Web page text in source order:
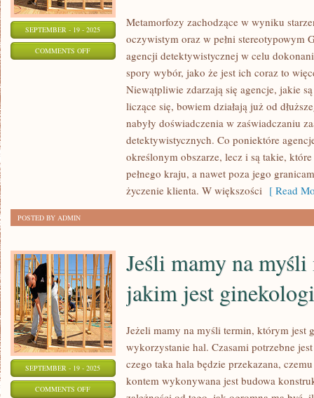
SEPTEMBER - 19 - 2025
COMMENTS OFFON
NIEPOKOIĆ
ZACHOWAŃ
NOWORODKA
Metamorfozy zachodzące w wyniku
oczywistym oraz w pełni stereotypowym
agencji detektywistycznej w celu
spory wybór, jako że jest ich coraz to
Niewątpliwie zdarzają się agencje, jakie
liczące się, bowiem działają już od
nabyły doświadczenia w zaświadczaniu
detektywistycznych. Co poniektóre
określonym obszarze, lecz i są takie,
pełnego kraju, a nawet poza jego
życzenie klienta. W większości [ Read
POSTED BY ADMIN
SEPTEMBER - 19 - 2025
COMMENTS OFFON
Jeśli mamy na
jakim jest
Jeżeli mamy na myśli termin, którym jest
wykorzystanie hal. Czasami potrzebne
czego taka hala będzie przekazana,
kontem wykonywana jest budowa